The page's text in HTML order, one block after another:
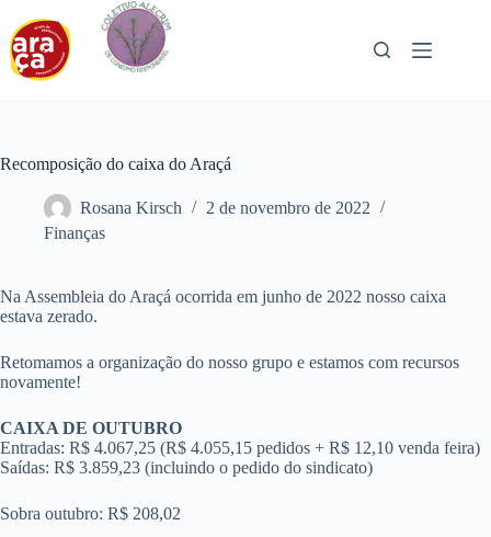
para
conteúdo
Recomposição do caixa do Araçá
Rosana Kirsch
2 de novembro de 2022
Finanças
Na Assembleia do Araçá ocorrida em junho de 2022 nosso caixa
estava zerado.
Retomamos a organização do nosso grupo e estamos com recursos
novamente!
CAIXA DE OUTUBRO
Entradas: R$ 4.067,25 (R$ 4.055,15 pedidos + R$ 12,10 venda feira)
Saídas: R$ 3.859,23 (incluindo o pedido do sindicato)
Sobra outubro: R$ 208,02